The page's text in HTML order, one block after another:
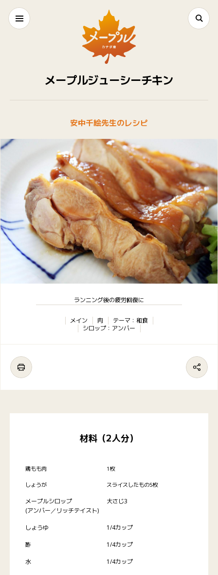
メープルジューシーチキン
安中千絵先生のレシピ
ランニング後の疲労回復に
メイン 肉
テーマ：和食
シロップ：アンバー
材料（2人分）
鶏もも肉 1枚
しょうが スライスしたもの5枚
メープルシロップ
(アンバー／リッチテイスト)
大さじ3
しょうゆ 1/4カップ
酢 1/4カップ
水 1/4カップ